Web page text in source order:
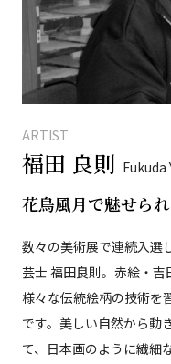
ARTIST
福田 良則
花鳥風月で魅せら
数々の美術展で連続入選
芸士 福田良則。赤絵・
様々な伝統絵柄の技術を
です。美しい自然から動
て、日本画のように繊細